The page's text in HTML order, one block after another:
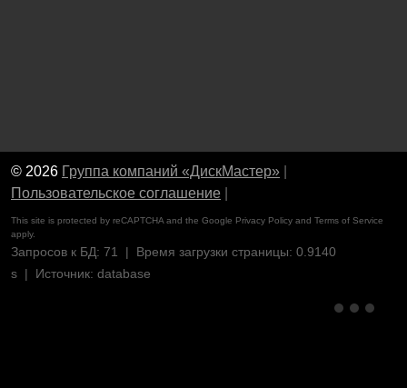
© 2026 Группа компаний «ДискМастер»
Пользовательское соглашение
This site is protected by reCAPTCHA and the Google Privacy Policy and Terms of Service
apply.
Запросов к БД: 71 | Время загрузки страницы: 0.9140
s | Источник: database